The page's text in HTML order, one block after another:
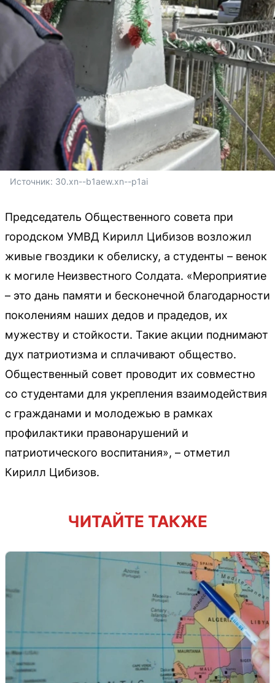
Источник: 30.xn--b1aew.xn--p1ai
Председатель Общественного совета при
городском УМВД Кирилл Цибизов возложил
живые гвоздики к обелиску, а студенты – венок
к могиле Неизвестного Солдата. «Мероприятие
– это дань памяти и бесконечной благодарности
поколениям наших дедов и прадедов, их
мужеству и стойкости. Такие акции поднимают
дух патриотизма и сплачивают общество.
Общественный совет проводит их совместно
со студентами для укрепления взаимодействия
с гражданами и молодежью в рамках
профилактики правонарушений и
патриотического воспитания», – отметил
Кирилл Цибизов.
ЧИТАЙТЕ ТАКЖЕ